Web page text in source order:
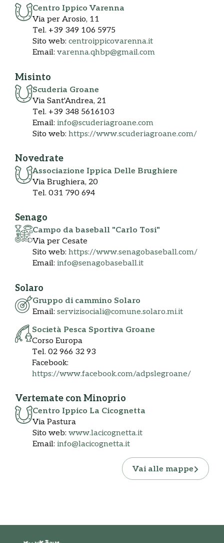
Centro Ippico Varenna
Via per Arosio, 11
Tel. +39 349 106 5975
Sito web: centroippicovarenna.it
Email: varenna.qhbp@gmail.com
Misinto
Scuderia Groane
Via Sant'Andrea, 21
Tel. +39 348 5616103
Email: info@scuderiagroane.com
Sito web: https://www.scuderiagroane.com/
Novedrate
Associazione Ippica Delle Brughiere
Via Brughiera, 20
Tel. 031 790 694
Senago
Campo da baseball "Carlo Tosi"
Via per Cesate
Sito web: https://www.senagobaseball.com/
Email: info@senagobaseball.it
Solaro
Gruppo di cammino Solaro
Email: servizisociali@comune.solaro.mi.it
Società Pesca Sportiva Groane
Corso Europa
Tel. 02 966 32 93
Facebook:
https://www.facebook.com/adpslegroane/
Vertemate con Minoprio
Centro Ippico La Cicognetta
Via Pastura
Sito web: www.lacicognetta.it
Email: info@lacicognetta.it
Vai alle mappe